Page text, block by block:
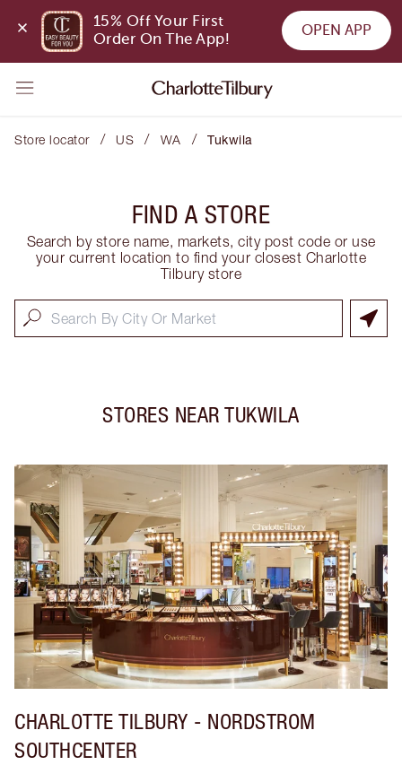
15% Off Your First
Order On The App!
OPEN APP
Store locator / US / WA / Tukwila
FIND A STORE
Search by store name, markets, city post code or use
your current location to find your closest Charlotte
Tilbury store
STORES NEAR TUKWILA
CHARLOTTE TILBURY - NORDSTROM
SOUTHCENTER